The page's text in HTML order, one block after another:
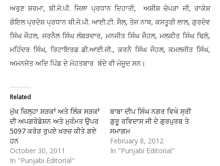
ਅਰੁਣ ਸ਼ਰਮਾ, ਬੀ.ਜੇ.ਪੀ. ਜਿਲਾ ਪ੍ਰਧਾਨ ਦਿਹਾਤੀ, ਅਸ਼ੀਸ਼ ਚੋਪੜਾ ਜੀ, ਰਾਕੇਸ਼
ਗੋਇਲ ਪ੍ਰਦੇਸ਼ ਪ੍ਰਧਾਨ ਬੀ.ਜੇ.ਪੀ. ਆਈ.ਟੀ. ਸੈਲ, ਤੇਜ ਨਾਥ, ਕਸਤੂਰੀ ਲਾਲ, ਗੁਰਦੇਵ
ਸਿੰਘ ਜੌਹਲ, ਜਰਨੈਲ ਸਿੰਘ ਲੰਬੜਦਾਰ, ਮਨਜੀਤ ਸਿੰਘ ਜੌਹਲ, ਮਲਕੀਤ ਸਿੰਘ ਢਿਲੋ,
ਮਹਿੰਦਰ ਸਿੰਘ, ਰਿਟਾਇਰਡ ਡੀ.ਆਈ.ਜੀ., ਕਰਨੈ ਸਿੰਘ ਜੌਹਲ, ਕਮਲਜੀਤ ਸਿੰਘ,
ਅਮਨਜੋਤ ਅਦਿ ਪਿੰਡ ਦੇ ਮੋਹਤਬਾਰ ਬੰਦੇ ਵੀ ਮੋਜੂਦ ਸਨ।
Related
ਮੁੱਖ ਜ਼ਿਲ੍ਹਾ ਸੜਕਾਂ ਅਤੇ ਲਿੰਕ ਸੜਕਾਂ
ਦੀ ਅਪਗਰੇਡੇਸ਼ਨ ਅਤੇ ਮੁਰੰਮਤ ਉਪਰ
5097 ਕਰੋੜ ਰੁਪਏ ਖਰਚ ਕੀਤੇ ਗਏ
ਹਨ
October 30, 2011
In "Punjabi Editorial"
ਬਾਬਾ ਦੀਪ ਸਿੰਘ ਨਗਰ ਵਿਖੇ ਸ੍ਰੀ
ਗੁਰੂ ਰਵਿਦਾਸ ਜੀ ਦੇ ਗੁਰਪੁਰਬ ਤੇ
ਸਮਾਗਮ
February 8, 2012
In "Punjabi Editorial"